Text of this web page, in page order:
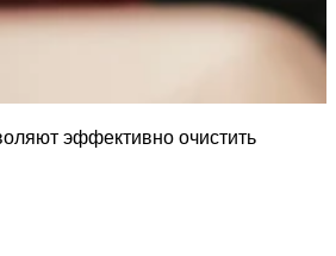
эффективно очистить